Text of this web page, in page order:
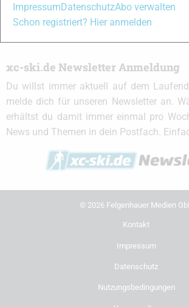
instagramfacebookspotify x
xc-ski.de Newsletter Anmeldung
Du willst immer aktuell auf dem
melde dich für unseren Newsletter an.
erhältst du damit immer einmal pro
News und Themen in dein Postfach.
© 2026 Felgenhauer Medien
Kontakt
Impressum
Datenschutz
Nutzungsbedingungen
ImpressumDatenschutzAbo verwalten
Schon registriert? Hier anmelden